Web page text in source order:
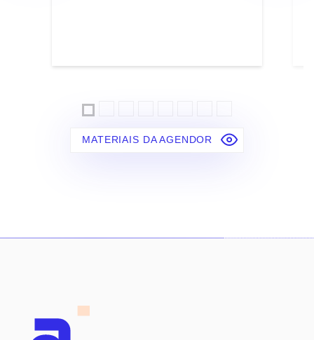
MATERIAIS DA AGENDOR